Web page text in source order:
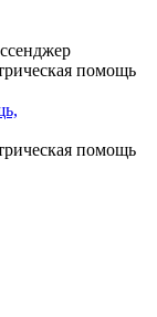
помощь
помощь